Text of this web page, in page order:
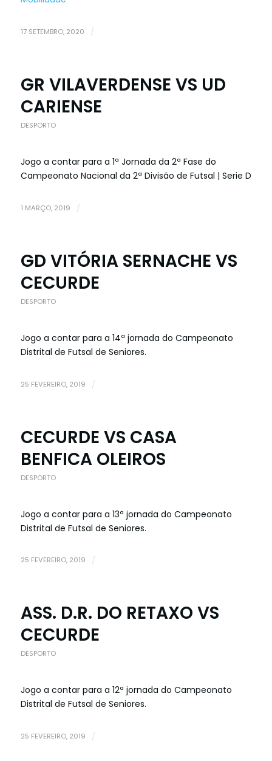
17 SETEMBRO, 2020 /
GR VILAVERDENSE VS UD
CARIENSE
DESPORTO
Jogo a contar para a 1ª Jornada da 2ª Fase do
Campeonato Nacional da 2ª Divisão de Futsal | Serie D
1 MARÇO, 2019 /
GD VITÓRIA SERNACHE VS
CECURDE
DESPORTO
Jogo a contar para a 14ª jornada do Campeonato
Distrital de Futsal de Seniores.
25 FEVEREIRO, 2019 /
CECURDE VS CASA
BENFICA OLEIROS
DESPORTO
Jogo a contar para a 13ª jornada do Campeonato
Distrital de Futsal de Seniores.
25 FEVEREIRO, 2019 /
ASS. D.R. DO RETAXO VS
CECURDE
DESPORTO
Jogo a contar para a 12ª jornada do Campeonato
Distrital de Futsal de Seniores.
25 FEVEREIRO, 2019 /